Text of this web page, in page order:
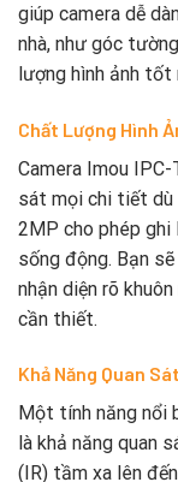
giúp camera dễ
nhà, như góc
lượng hình ảnh tốt
Chất Lượng Hình
Camera Imou
sát mọi chi tiết dù
2MP cho phép ghi
sống động. Bạn
nhận diện rõ
cần thiết.
Khả Năng Quan
Một tính năng nổi
là khả năng quan
(IR) tầm xa lên